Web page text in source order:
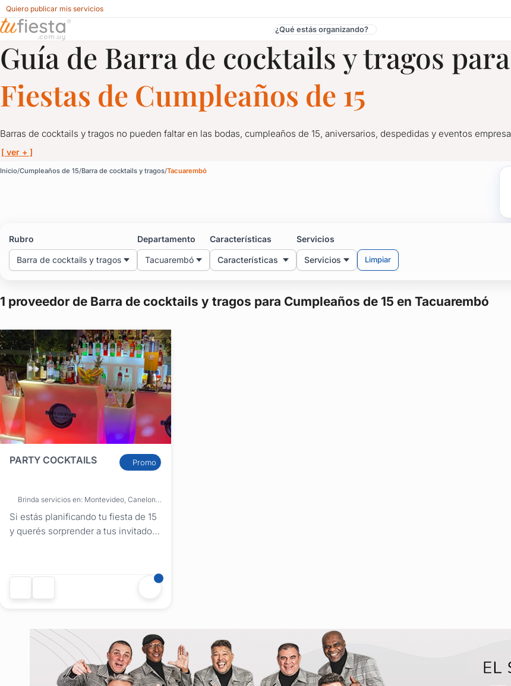
Quiero publicar mis servicios
Barra de cocktails y tragos para Cumpleaños de 15 en Tacuarembó
¿Qué estás organizando?
Guía de Barra de cocktails y tragos para
Fiestas de Cumpleaños de 15
Barras de cocktails y tragos no pueden faltar en las bodas, cumpleaños de 15, aniversarios, despedidas y eventos
[ ver + ]
Inicio Cumpleaños de 15 Barra de cocktails y tragos Tacuarembó
Rubro
Barra de cocktails y tragos
Departamento
Tacuarembó
Características
Características
Servicios
Servicios Limpiar
1 proveedor de Barra de cocktails y tragos para Cumpleaños de 15 en Tacuarembó
PARTY COCKTAILS Promo
Brinda servicios en: Montevideo, Canelones, Cerro Largo, Colonia, Durazno, Flores, Florida, Lavalleja, Maldonado, Río Negro, Rocha, Salto, San José, Soriano, Tacuarembó, Treinta y Tres, Paysandú, Rivera, Artigas
Si estás planificando tu fiesta de 15
y querés sorprender a tus invitados,
estás necesitando. En las
para cumpleaños de 15 sugerimos
sin alcohol), para...
Barra de cocktails y tragos para Cumpleaños
Barras de cocktails y tragos no pueden faltar en las bodas, cumpleaños de 15, aniversarios, despedidas y eventos
Solicitá cotización a proveedores de cocktails y tragos en tu fiesta solo con un clic: consultá por las mejores bebidas y
Ideal para casamientos, bodas, eventos empresariales y de fin de año.